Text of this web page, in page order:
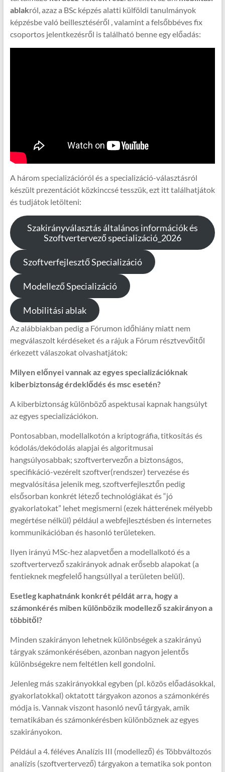
ablakról, azaz a BSc képzés alatti külföldi tanulmányok
képzésbe való beillesztéséről , valamint a felsőbbéves fix
csoportos jelentkezésről is található benne egy előadás:
A három specializációról és a specializáció-választásról
készült prezentációt közkinccsé tesszük, ezt itt találhatjátok
és tudjátok letölteni:
Szakirányválasztás általános információk és
Szoftvertervező specializáció_2026
Szoftverfejlesztő Specializáció
Modellező Specializáció
Mobilitási ablak
Az alábbiakban pedig a Fórumon időhiány miatt nem
megválaszolt kérdéseket és a rájuk a Fórum résztvevőitől
érkezett válaszokat olvashatjátok:
Milyen előnyei vannak az egyes specializációknak
kiberbiztonság érdeklődés és msc esetén?
A kiberbiztonság különböző aspektusai kapnak hangsúlyt
az egyes specializációkon.
Pontosabban, modellalkotón a kriptográfia, titkosítás és
kódolás/dekódolás alapjai és algoritmusai
hangsúlyosabbak; szoftvertervezőn a biztonságos,
specifikáció-vezérelt szoftver(rendszer) tervezése és
megvalósítása jelenik meg, szoftverfejlesztőn pedig
elsősorban konkrét létező technológiákat és “jó
gyakorlatokat” lehet megismerni (ezek hátterének mélyebb
megértése nélkül) például a webfejlesztésben és internetes
kommunikációban és hasonló területeken.
Ilyen irányú MSc-hez alapvetően a modellalkotó és a
szoftvertervező szakirányok adnak erősebb alapokat (a
fentieknek megfelelő hangsúllyal a területen belül).
Esetleg kaphatnánk konkrét példát arra, hogy a
számonkérés miben különbözik modellező szakirányon a
többitől?
Minden szakirányon lehetnek különbségek a szakirányú
tárgyak számonkérésében, azonban nagyon jelentős
különbségekre nem feltétlen kell gondolni.
Jelenleg más szakirányokkal egyben (pl. közös előadásokkal,
gyakorlatokkal) oktatott tárgyakon azonos a számonkérés
módja is. Vannak viszont hasonló nevű tárgyak, amik
tematikában és számonkérésben különböznek az egyes
szakirányokon.
Például a 4. féléves Analízis III (modellező) és Többváltozós
analízis (szoftvertervező) tárgyakon a tematika sok ponton